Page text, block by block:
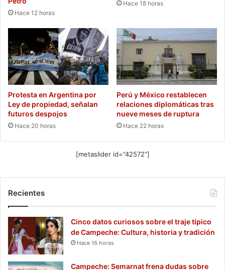
Hace 12 horas
Hace 18 horas
Protesta en Argentina por
Ley de propiedad, señalan
futuros despojos
Hace 20 horas
Perú y México restablecen
relaciones diplomáticas tras
nueve meses de ruptura
Hace 22 horas
[metaslider id="42572"]
Recientes
Cinco datos curiosos sobre el traje típico
de Campeche: Cultura, historia y tradición
Hace 16 horas
Campeche: Semarnat frena dudas sobre